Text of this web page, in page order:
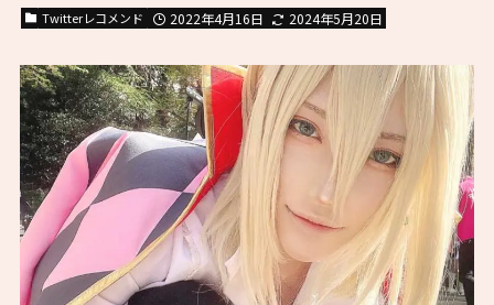
Twitterレコメンド 2022年4月16日 2024年5月20日